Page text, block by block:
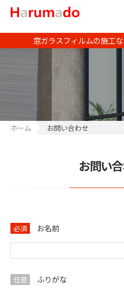
窓ガラスフィルムの施工
ホーム お問い合わせ
お問い
必須 お名前
任意 ふりがな